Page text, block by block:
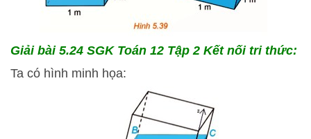
Giải bài 5.24 SGKToán 12 Tập 2 Kết nối tri thức:
Ta có hình minh họa: